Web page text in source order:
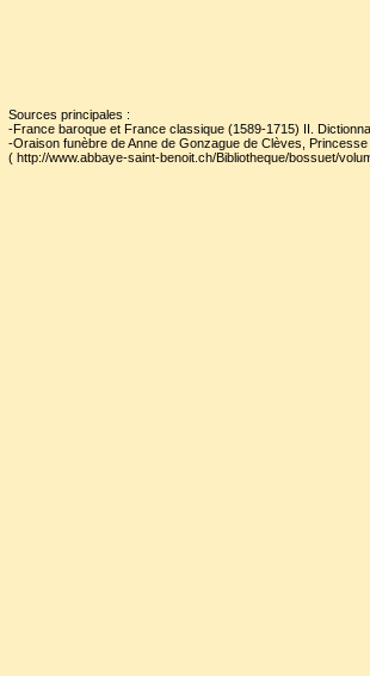
Princesse de
Sources principales :
-France baroque et France classique (1589-1715) II.
-Oraison funèbre de Anne de Gonzague de Clèves, Princesse
( http://www.abbaye-saint-benoit.ch/Bibliotheque/bossuet/